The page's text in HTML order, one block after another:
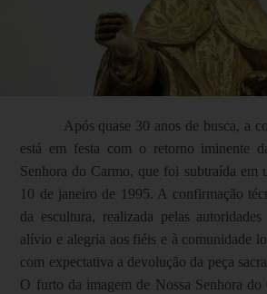
Após quase 30 anos de busca, a
está em festa com o retorno iminente
Senhora do Carmo, que foi subtraída em
10 de janeiro de 1995. A confirmação
da escultura, realizada pelas
alívio e alegria aos fiéis e à comunidade
com expectativa a devolução da peça
O furto da imagem de Nossa Senhora